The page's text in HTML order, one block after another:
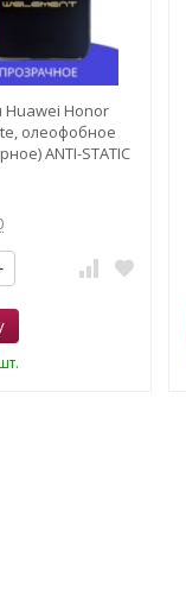
Huawei Honor
олеофобное
ANTI-STATIC